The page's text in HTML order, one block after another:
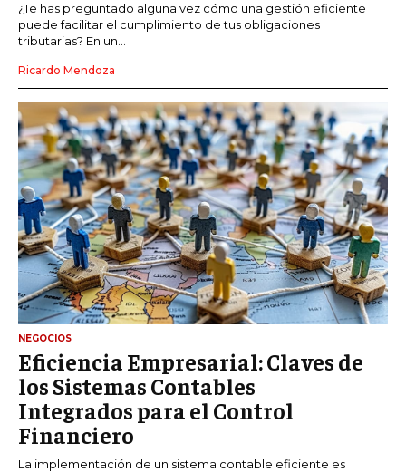
¿Te has preguntado alguna vez cómo una gestión eficiente
puede facilitar el cumplimiento de tus obligaciones
tributarias? En un...
Ricardo Mendoza
NEGOCIOS
Eficiencia Empresarial: Claves de
los Sistemas Contables
Integrados para el Control
Financiero
La implementación de un sistema contable eficiente es